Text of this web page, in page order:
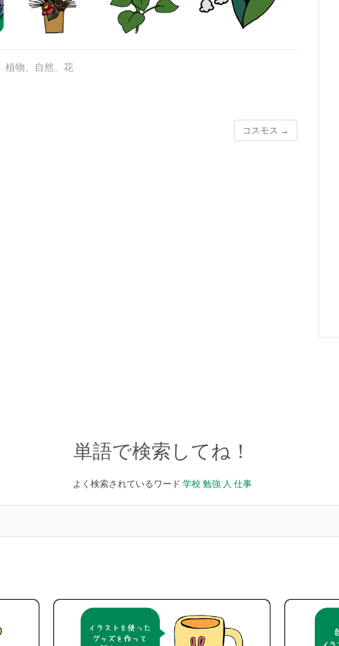
植物、 自然、 花
コスモス →
単語で検索してね！
よく検索されているワード 学校 勉強 人 仕事